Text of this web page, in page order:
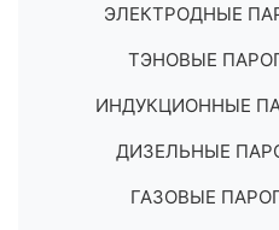
ЭЛЕКТРОДНЫЕ
ТЭНОВЫЕ
ИНДУКЦИОННЫЕ
ДИЗЕЛЬНЫЕ
ГАЗОВЫЕ